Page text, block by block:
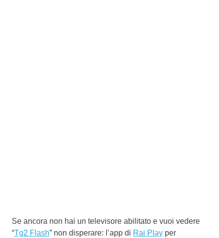
Se ancora non hai un televisore abilitato e vuoi vedere
“Tg2 Flash” non disperare: l’app di Rai Play per